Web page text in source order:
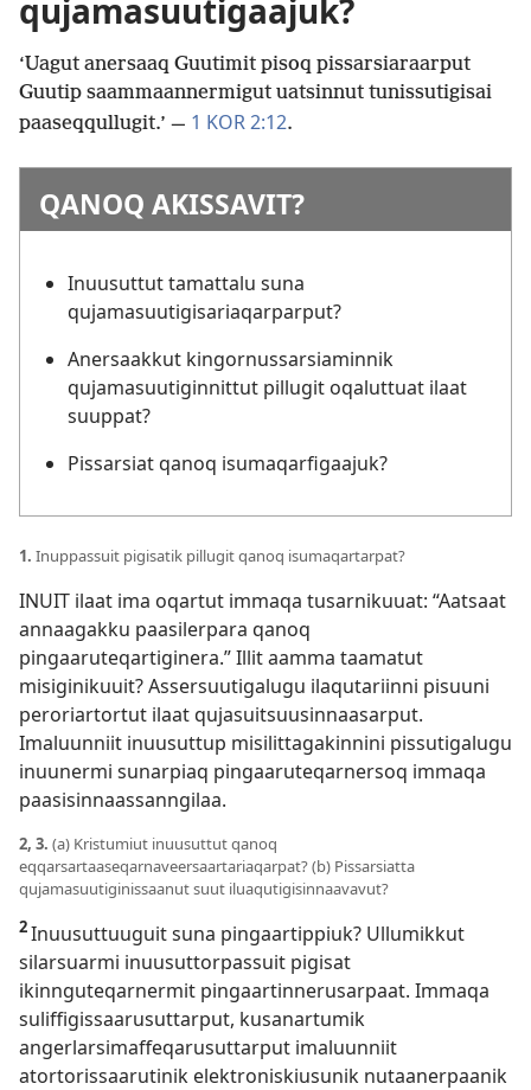
qujamasuutigaajuk?
‘Uagut anersaaq Guutimit pisoq pissarsiaraarput
Guutip saammaannermigut uatsinnut tunissutigisai
paaseqqullugit.’ — 1 KOR 2:12.
QANOQ AKISSAVIT?
Inuusuttut tamattalu suna
qujamasuutigisariaqarparput?
Anersaakkut kingornussarsiaminnik
qujamasuutiginnittut pillugit oqaluttuat ilaat
suuppat?
Pissarsiat qanoq isumaqarfigaajuk?
1. Inuppassuit pigisatik pillugit qanoq isumaqartarpat?
INUIT ilaat ima oqartut immaqa tusarnikuuat: “Aatsaat
annaagakku paasilerpara qanoq
pingaaruteqartiginera.” Illit aamma taamatut
misiginikuuit? Assersuutigalugu ilaqutariinni pisuuni
peroriartortut ilaat qujasuitsuusinnaasarput.
Imaluunniit inuusuttup misilittagakinnini pissutigalugu
inuunermi sunarpiaq pingaaruteqarnersoq immaqa
paasisinnaassanngilaa.
2, 3. (a) Kristumiut inuusuttut qanoq
eqqarsartaaseqarnaveersaartariaqarpat? (b) Pissarsiatta
qujamasuutiginissaanut suut iluaqutigisinnaavavut?
2Inuusuttuuguit suna pingaartippiuk? Ullumikkut
silarsuarmi inuusuttorpassuit pigisat
ikinnguteqarnermit pingaartinnerusarpaat. Immaqa
suliffigissaarusuttarput, kusanartumik
angerlarsimaffeqarusuttarput imaluunniit
atortorissaarutinik elektroniskiusunik nutaanerpaanik